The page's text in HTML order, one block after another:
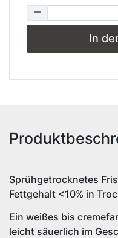
In
Sprühgetrocknetes
Fettgehalt <10% in
Ein weißes bis
leicht säuerlich im